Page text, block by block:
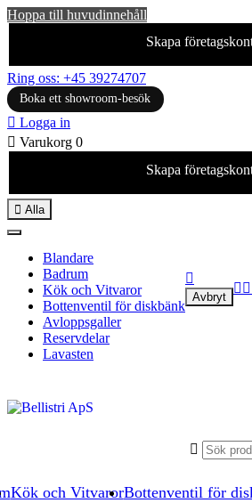
Hoppa till huvudinnehåll
Skapa
Ring oss: +45 39274707
Boka ett showroom-besök
 Logga in
 Varukorg 0
Skapa
Kök och VitvarorBottenventil för
 Alla
Blandare
Badrum
Kök och Vitvaror
Bottenventil för diskbänk
Avloppsgaller
Reservdelar
Lavasten


Avbryt
 